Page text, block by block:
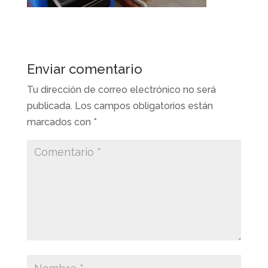
Enviar comentario
Tu dirección de correo electrónico no será
publicada. Los campos obligatorios están
marcados con *